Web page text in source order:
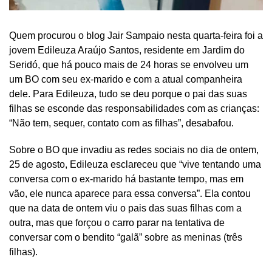
Quem procurou o blog Jair Sampaio nesta quarta-feira foi a
jovem Edileuza Araújo Santos, residente em Jardim do
Seridó, que há pouco mais de 24 horas se envolveu um
um BO com seu ex-marido e com a atual companheira
dele. Para Edileuza, tudo se deu porque o pai das suas
filhas se esconde das responsabilidades com as crianças:
“Não tem, sequer, contato com as filhas”, desabafou.
Sobre o BO que invadiu as redes sociais no dia de ontem,
25 de agosto, Edileuza esclareceu que “vive tentando uma
conversa com o ex-marido há bastante tempo, mas em
vão, ele nunca aparece para essa conversa”. Ela contou
que na data de ontem viu o pais das suas filhas com a
outra, mas que forçou o carro parar na tentativa de
conversar com o bendito “galã” sobre as meninas (três
filhas).